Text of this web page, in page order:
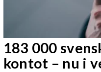
183 000
kontot – nu i